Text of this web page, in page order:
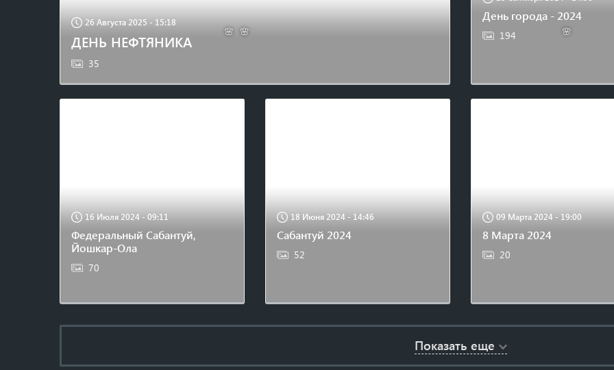
26 Августа 2025 - 15:18
ДЕНЬ НЕФТЯНИКА
35
День города - 2024
194
16 Июля 2024 - 09:11
Федеральный Сабантуй,
Йошкар-Ола
70
18 Июня 2024 - 14:46
Сабантуй 2024
52
09 Марта 2024 - 19:00
8 Марта 2024
20
Показать еще